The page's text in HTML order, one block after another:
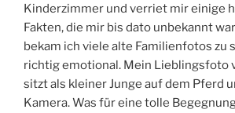
Kinderzimmer und verriet mir einige
Fakten, die mir bis dato unbekannt
bekam ich viele alte Familienfotos zu
richtig emotional. Mein Lieblingsfoto
sitzt als kleiner Junge auf dem Pferd
Kamera. Was für eine tolle